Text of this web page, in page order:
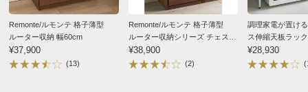
Remonte/ルモンテ 格子薄型
ルーター収納 幅60cm
¥37,900
(13)
Remonte/ルモンテ 格子薄型
ルーター収納シリーズ チェスト
4段 幅40cm
¥38,900
(2)
調理家電が置け
ス伸縮天板ラッ
タイプ
¥28,930